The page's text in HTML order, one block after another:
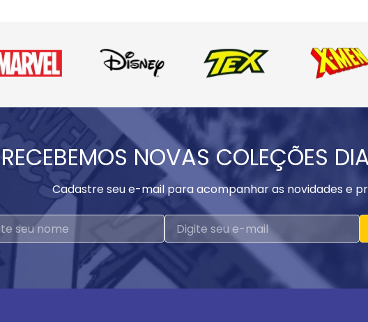
RECEBEMOS NOVAS COLEÇÕES
Cadastre seu e-mail para acompanhar as novidades e